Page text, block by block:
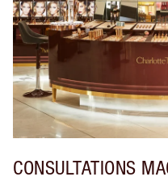
CONSULTATIONS